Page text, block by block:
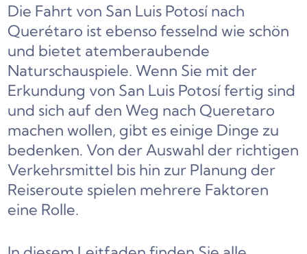
Die Fahrt von San Luis Potosí nach
Querétaro ist ebenso fesselnd wie schön
und bietet atemberaubende
Naturschauspiele.Wenn Sie mit der
Erkundung von San Luis Potosí fertig sind
und sich auf den Weg nach Queretaro
machen wollen, gibt es einige Dinge zu
bedenken. Von der Auswahl der richtigen
Verkehrsmittel bis hin zur Planung der
Reiseroute spielen mehrere Faktoren
eine Rolle.